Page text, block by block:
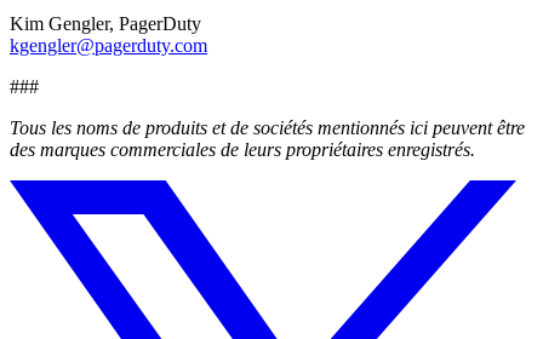
Kim Gengler, PagerDuty
kgengler@pagerduty.com
###
Tous les noms de produits et de sociétés mentionnés ici peuvent être
des marques commerciales de leurs propriétaires enregistrés.